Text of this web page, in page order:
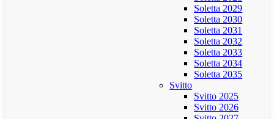
Soletta 2029
Soletta 2030
Soletta 2031
Soletta 2032
Soletta 2033
Soletta 2034
Soletta 2035
Svitto
Svitto 2025
Svitto 2026